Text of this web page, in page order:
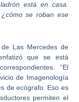
está en casa.
se roban ese
Las Mercedes de
que se está
“El
de Imagenología
de ecógrafo. Eso es
permiten el